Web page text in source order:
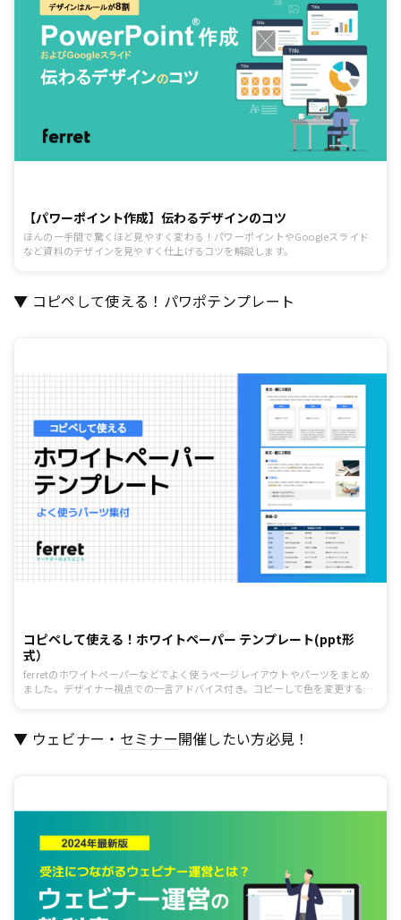
【パワーポイント作成】伝わるデザインのコツ
ほんの一手間で驚くほど見やすく変わる！パワーポイントやGoogleスライド
など資料のデザインを見やすく仕上げるコツを解説します。
▼ コピペして使える！パワポテンプレート
コピペして使える！ホワイトペーパー テンプレート(ppt形
式）
ferretのホワイトペーパーなどでよく使うページレイアウトやパーツをまとめ
ました。デザイナー視点での一言アドバイス付き。コピーして色を変更するな
▼ ウェビナー・ セミナー開催したい方必見！